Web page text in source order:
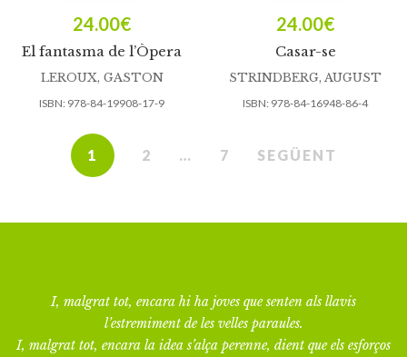
El fantasma de l’Òpera
24.00€
LEROUX, GASTON
ISBN: 978-84-19908-17-9
Casar-se
24.00€
STRINDBERG, AUGUST
ISBN: 978-84-16948-86-4
1 2 … 7 SEGÜENT
I, malgrat tot, encara hi ha joves que senten als llavis
l’estremiment de les velles paraules.
I, malgrat tot, encara la idea s’alça perenne, dient que els esforços